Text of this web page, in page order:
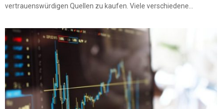
vertrauenswürdigen Quellen zu kaufen. Viele verschiedene...